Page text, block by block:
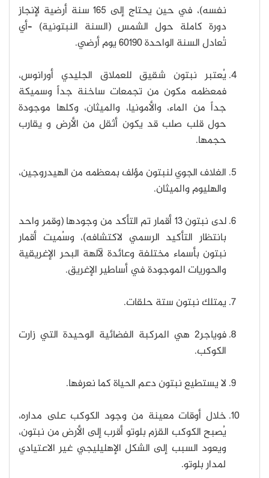
نفسه)، في حين يحتاج إلى 165 سنة أرضية لإنجاز
دورة كاملة حول الشمس (السنة النبتونية) –أي
تُعادل السنة الواحدة 60190 يوم أرضي.
يُعتبر نبتون شقيق للعملاق الجليدي أورانوس،
فمعظمه مكون من تجمعات ساخنة جداً وسميكة
جداً من الماء، والأمونيا، والميثان، وكلها موجودة
حول قلب صلب قد يكون أثقل من الأرض و يقارب
حجمها.
الغلاف الجوي لنبتون مؤلف بمعظمه من الهيدروجين،
والهليوم والميثان.
لدى نبتون 13 أقمار تم التأكد من وجودها (وقمر واحد
بانتظار التأكيد الرسمي لاكتشافه)، وسُميت أقمار
نبتون بأسماء مختلفة وعائدة لآلهة البحر الإغريقية
والحوريات الموجودة في أساطير الإغريق.
يمتلك نبتون ستة حلقات.
فوياجر2 هي المركبة الفضائية الوحيدة التي زارت
الكوكب.
لا يستطيع نبتون دعم الحياة كما نعرفها.
خلال أوقات معينة من وجود الكوكب على مداره،
يُصبح الكوكب القزم بلوتو أقرب إلى الأرض من نبتون،
ويعود السبب إلى الشكل الإهليليجي غير الاعتيادي
لمدار بلوتو.